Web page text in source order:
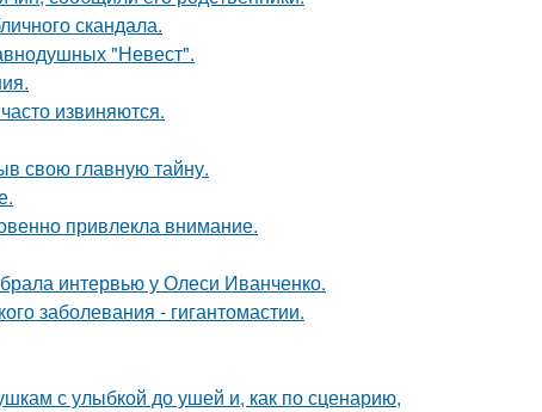
скандала.
"Невест".
извиняются.
свою главную тайну.
привлекла внимание.
интервью у Олеси Иванченко.
заболевания - гигантомастии.
с улыбкой до ушей и, как по сценарию,